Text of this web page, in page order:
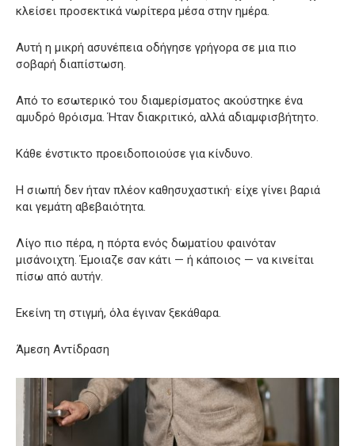
κλείσει προσεκτικά νωρίτερα μέσα στην ημέρα.
Αυτή η μικρή ασυνέπεια οδήγησε γρήγορα σε μια πιο
σοβαρή διαπίστωση.
Από το εσωτερικό του διαμερίσματος ακούστηκε ένα
αμυδρό θρόισμα. Ήταν διακριτικό, αλλά αδιαμφισβήτητο.
Κάθε ένστικτο προειδοποιούσε για κίνδυνο.
Η σιωπή δεν ήταν πλέον καθησυχαστική· είχε γίνει βαριά
και γεμάτη αβεβαιότητα.
Λίγο πιο πέρα, η πόρτα ενός δωματίου φαινόταν
μισάνοιχτη. Έμοιαζε σαν κάτι — ή κάποιος — να κινείται
πίσω από αυτήν.
Εκείνη τη στιγμή, όλα έγιναν ξεκάθαρα.
Άμεση Αντίδραση